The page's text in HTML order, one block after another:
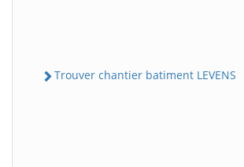
Trouver chantier batiment LEVENS